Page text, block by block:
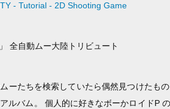
- Tutorial - 2D Shooting Game
全自動ムー大陸トリビュート
ーたちを検索していたら偶然見つけたも
ルバム。 個人的に好きなボーかロイドP